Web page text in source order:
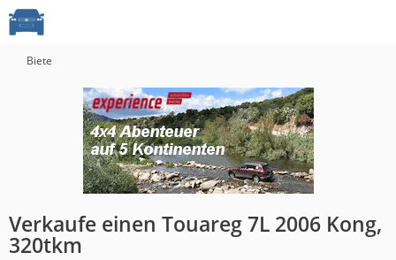
Biete
Verkaufe einen Touareg 7L 2006 Kong,
320tkm